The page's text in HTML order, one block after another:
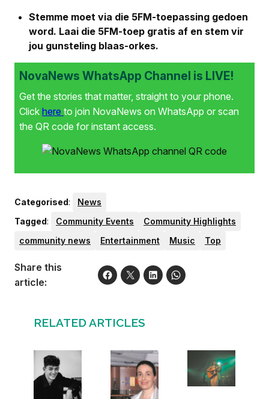
Stemme moet via die 5FM-toepassing gedoen
word. Laai die 5FM-toep gratis af en stem vir
jou gunsteling blaas-orkes.
NovaNews WhatsApp Channel is LIVE!
Get the stories that matter, straight to your phone.
Click here to join NovaNews on WhatsApp or scan
the QR code for instant access.
Categorised:
News
Tagged: Community Events
Community Highlights
community news
Entertainment Music Top
Share this
article:
RELATED ARTICLES